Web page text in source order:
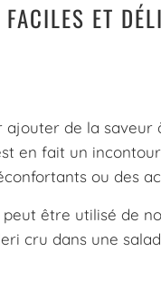
ET
de la saveur
en fait un
ou des
être utilisé de
cru dans une